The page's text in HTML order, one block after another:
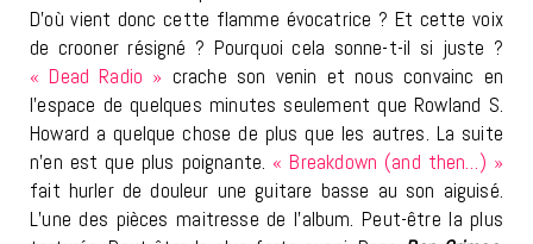
D’où vient donc cette flamme évocatrice ? Et cette voix
de crooner résigné ? Pourquoi cela sonne-t-il si juste ?
« Dead Radio » crache son venin et nous convainc en
l’espace de quelques minutes seulement que Rowland S.
Howard a quelque chose de plus que les autres. La suite
n’en est que plus poignante. « Breakdown (and then…) »
fait hurler de douleur une guitare basse au son aiguisé.
L’une des pièces maitresse de l’album. Peut-être la plus